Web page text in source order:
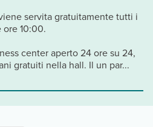
servita gratuitamente tutti i
10:00.
center aperto 24 ore su 24,
gratuiti nella hall. Il un par...